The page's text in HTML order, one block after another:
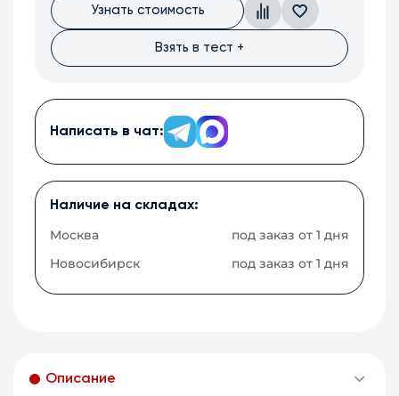
Узнать стоимость
Взять в тест +
Написать в чат:
Наличие на складах:
Москва
под заказ от 1 дня
Новосибирск
под заказ от 1 дня
Описание